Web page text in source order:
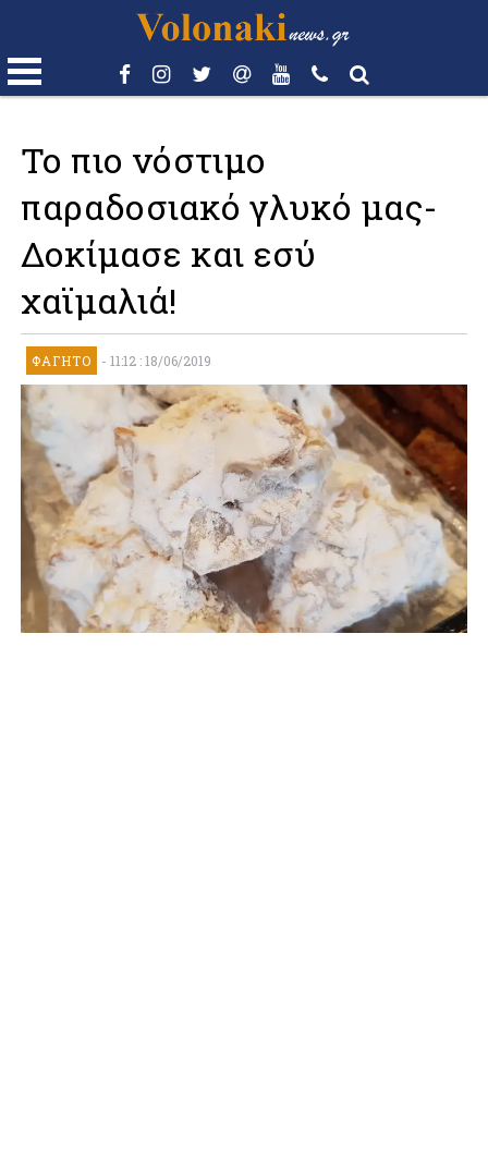
Το πιο νόστιμο
παραδοσιακό γλυκό μας-
Δοκίμασε και εσύ
χαϊμαλιά!
ΦΑΓΗΤΌ - 11:12 : 18/06/2019